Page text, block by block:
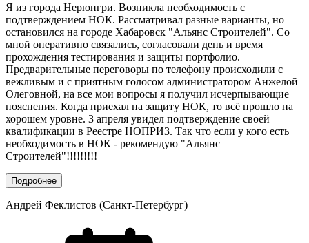
Я из города Нерюнгри. Возникла необходимость с
подтверждением НОК. Рассматривал разные варианты, но
остановился на городе Хабаровск "Альянс Строителей". Со
мной оперативно связались, согласовали день и время
прохождения тестирования и защиты портфолио.
Предварительные переговоры по телефону происходили с
вежливым и с приятным голосом администратором Анжелой
Олеговной, на все мои вопросы я получил исчерпывающие
пояснения. Когда приехал на защиту НОК, то всё прошло на
хорошем уровне. 3 апреля увидел подтверждение своей
квалификации в Реестре НОПРИЗ. Так что если у кого есть
необходимость в НОК - рекомендую "Альянс
Строителей"!!!!!!!!!
Подробнее
Андрей Феклистов (Санкт-Петербург)